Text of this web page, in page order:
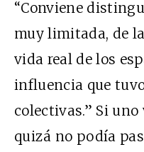
“Conviene
muy limitada, de
vida real de los
influencia que
colectivas.” Si
quizá no podía